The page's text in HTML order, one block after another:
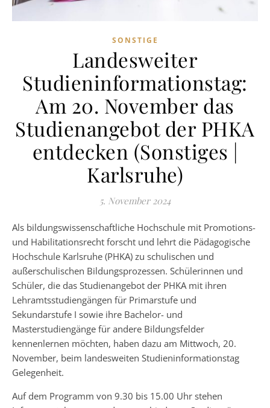
SONSTIGE
Landesweiter
Studieninformationstag:
Am 20. November das
Studienangebot der PHKA
entdecken (Sonstiges |
Karlsruhe)
5. November 2024
Als bildungswissenschaftliche Hochschule mit Promotions-
und Habilitationsrecht forscht und lehrt die Pädagogische
Hochschule Karlsruhe (PHKA) zu schulischen und
außerschulischen Bildungsprozessen. Schülerinnen und
Schüler, die das Studienangebot der PHKA mit ihren
Lehramtsstudiengängen für Primarstufe und
Sekundarstufe I sowie ihre Bachelor- und
Masterstudiengänge für andere Bildungsfelder
kennenlernen möchten, haben dazu am Mittwoch, 20.
November, beim landesweiten Studieninformationstag
Gelegenheit.
Auf dem Programm von 9.30 bis 15.00 Uhr stehen